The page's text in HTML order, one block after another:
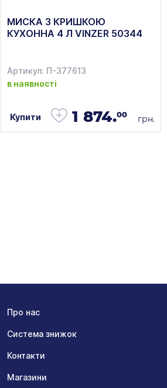
МИСКА З КРИШКОЮ
КУХОННА 4 Л VINZER 50344
Артикул: П-377613
в наявності
Купити 1 874.00 грн.
Про нас
Система знижок
Контакти
Магазини